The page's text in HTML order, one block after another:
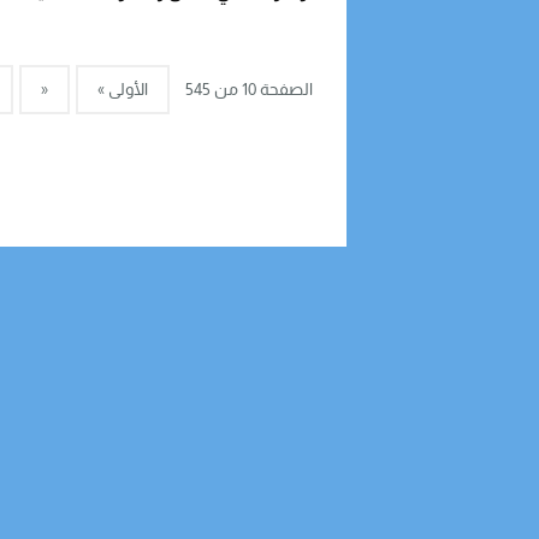
الصفحة 10 من 545 الأولى » «